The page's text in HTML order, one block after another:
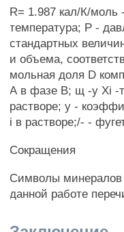
R= 1.987 кал/К/моль
температура; Р -
стандартных
и объема,
мольная доля D
А в фазе В; щ -у Xi -
растворе; у -
i в растворе;/- -
Сокращения
Символы минералов
данной работе